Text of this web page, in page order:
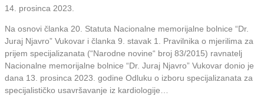
14. prosinca 2023.
Na osnovi članka 20. Statuta Nacionalne memorijalne bolnice “Dr.
Juraj Njavro” Vukovar i članka 9. stavak 1. Pravilnika o mjerilima za
prijem specijalizanata (“Narodne novine“ broj 83/2015) ravnatelj
Nacionalne memorijalne bolnice “Dr. Juraj Njavro” Vukovar donio je
dana 13. prosinca 2023. godine Odluku o izboru specijalizanata za
specijalističko usavršavanje iz kardiologije…